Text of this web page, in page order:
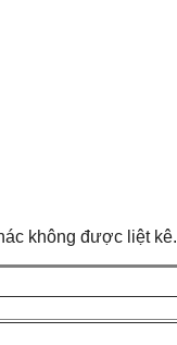
không được liệt kê.